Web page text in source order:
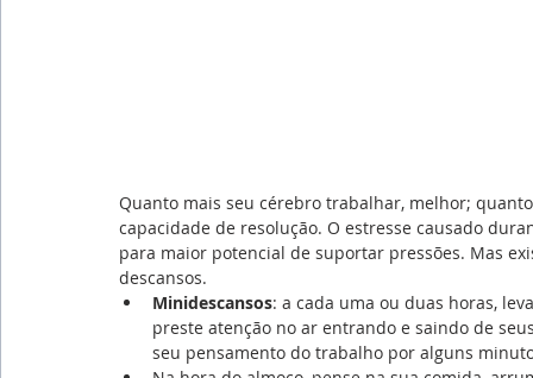
Quanto mais seu cérebro trabalhar, melhor;
capacidade de resolução. O estresse causado
para maior potencial de suportar pressões. Mas
descansos.
Minidescansos: a cada uma ou duas horas,
preste atenção no ar entrando e saindo de
seu pensamento do trabalho por alguns